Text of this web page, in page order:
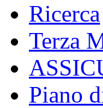
Ricerca
Terza
Piano